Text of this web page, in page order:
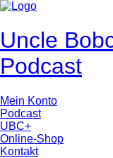
Uncle
Podcast
Mein Konto
Podcast
UBC+
Online-Shop
Kontakt